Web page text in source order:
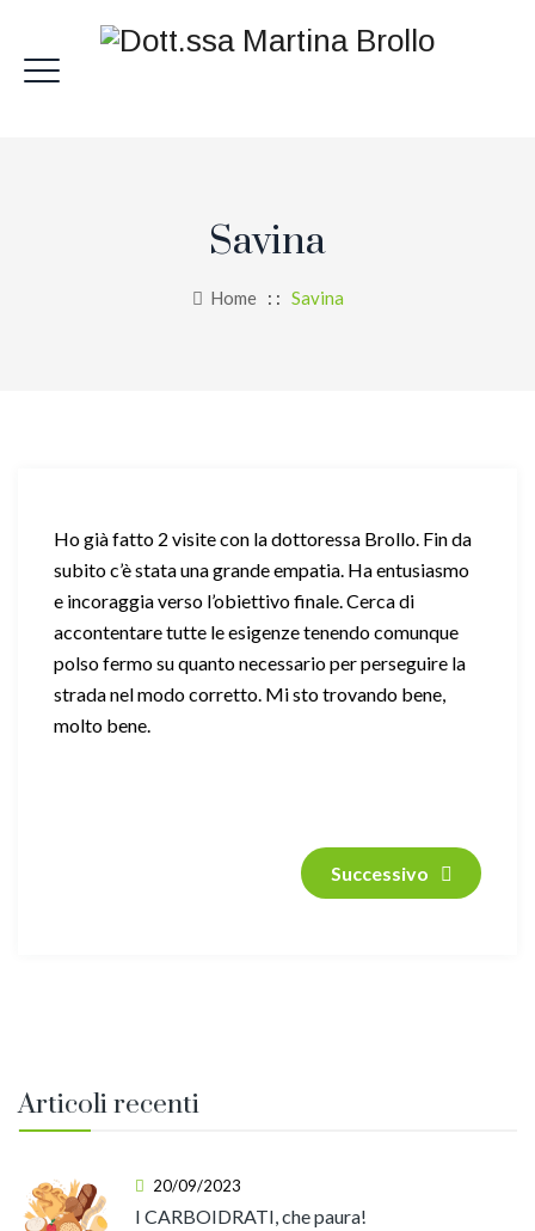
Savina
Home: : Savina
Ho già fatto 2 visite con la dottoressa Brollo. Fin da
subito c’è stata una grande empatia. Ha entusiasmo
e incoraggia verso l’obiettivo finale. Cerca di
accontentare tutte le esigenze tenendo comunque
polso fermo su quanto necessario per perseguire la
strada nel modo corretto. Mi sto trovando bene,
molto bene.
Successivo
Articoli recenti
20/09/2023
I CARBOIDRATI, che paura!